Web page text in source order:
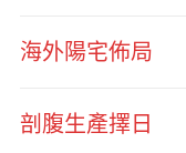
海外陽宅佈局
剖腹生產擇日